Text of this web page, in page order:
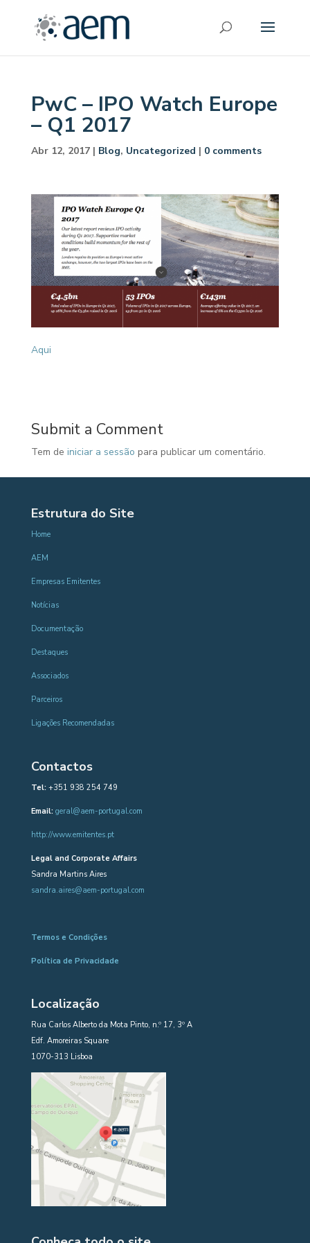
PwC – IPO Watch Europe
– Q1 2017
Abr 12, 2017| Blog, Uncategorized | 0 comments
Aqui
Submit a Comment
Tem de iniciar a sessão para publicar um comentário.
Estrutura do Site
Home
AEM
Empresas Emitentes
Notícias
Documentação
Destaques
Associados
Parceiros
Ligações Recomendadas
Contactos
Tel:+351 938 254 749
Email: geral@aem-portugal.com
http://www.emitentes.pt
Legal and Corporate Affairs
Sandra Martins Aires
sandra.aires@aem-portugal.com
Termos e Condições
Política de Privacidade
Localização
Rua Carlos Alberto da Mota Pinto, n.º 17, 3º A
Edf. Amoreiras Square
1070-313 Lisboa